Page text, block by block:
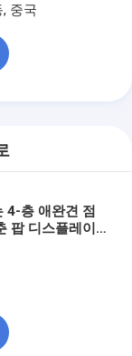
중국
4-층 애완견 점
팝 디스플레이